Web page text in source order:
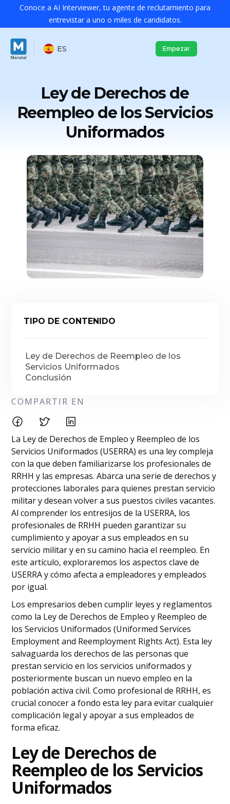
Conoce a AI Interviewer, tu agente de reclutamiento para
entrevistar a uno o miles de candidatos.
ES Empezar
Ley de Derechos de
Reempleo de los Servicios
Uniformados
TIPO DE CONTENIDO
Ley de Derechos de Reempleo de los
Servicios Uniformados
Conclusión
COMPARTIR EN
La Ley de Derechos de Empleo y Reempleo de los
Servicios Uniformados (USERRA) es una ley compleja
con la que deben familiarizarse los profesionales de
RRHH y las empresas. Abarca una serie de derechos y
protecciones laborales para quienes prestan servicio
militar y desean volver a sus puestos civiles vacantes.
Al comprender los entresijos de la USERRA, los
profesionales de RRHH pueden garantizar su
cumplimiento y apoyar a sus empleados en su
servicio militar y en su camino hacia el reempleo. En
este artículo, exploraremos los aspectos clave de
USERRA y cómo afecta a empleadores y empleados
por igual.
Los empresarios deben cumplir leyes y reglamentos
como la Ley de Derechos de Empleo y Reempleo de
los Servicios Uniformados (Uniformed Services
Employment and Reemployment Rights Act). Esta ley
salvaguarda los derechos de las personas que
prestan servicio en los servicios uniformados y
posteriormente buscan un nuevo empleo en la
población activa civil. Como profesional de RRHH, es
crucial conocer a fondo esta ley para evitar cualquier
complicación legal y apoyar a sus empleados de
forma eficaz.
Ley de Derechos de
Reempleo de los Servicios
Uniformados